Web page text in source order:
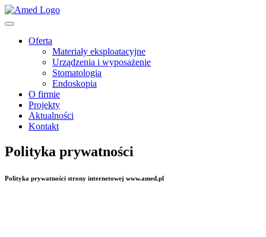
Skip
to
Oferta
Materiały eksploatacyjne
Urządzenia i wyposażenie
Stomatologia
Endoskopia
O firmie
Projekty
Aktualności
Kontakt
Polityka prywatności
Polityka prywatności strony internetowej www.amed.pl